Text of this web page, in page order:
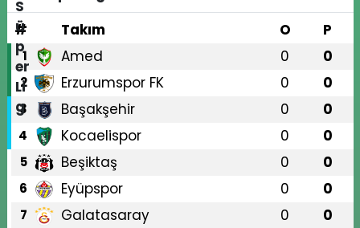
#
Takım O P
1 Amed 0 0
2 Erzurumspor FK 0 0
3 Başakşehir 0 0
4 Kocaelispor 0 0
5 Beşiktaş 0 0
6 Eyüpspor 0 0
7 Galatasaray 0 0